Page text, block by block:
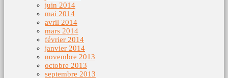
juin 2014
mai 2014
avril 2014
mars 2014
février 2014
janvier 2014
novembre 2013
octobre 2013
septembre 2013